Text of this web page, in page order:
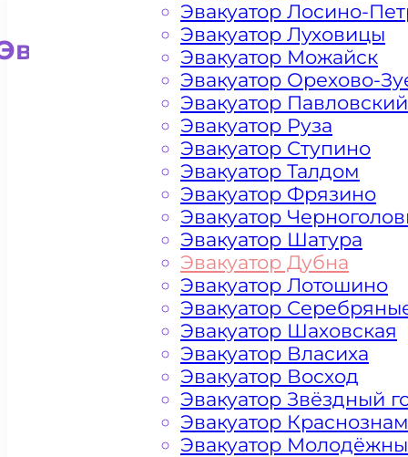
для
Эвакуатор Лосино-
Эвакуатор Луховицы
Эвакуатор Можайск
Эвакуатор Орехово-
Эвакуатор
Эвакуатор Руза
Эвакуатор Ступино
Эвакуатор Талдом
Эвакуатор Фрязино
Эвакуатор
Эвакуатор Шатура
Эвакуатор Дубна
Эвакуатор Лотошино
Эвакуатор
Эвакуатор Шаховская
Эвакуатор Власиха
Эвакуатор Восход
Эвакуатор Звёздный
Эвакуатор
Эвакуатор